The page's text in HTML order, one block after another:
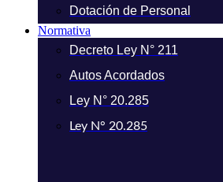
Dotación de Personal
Normativa
Decreto Ley N° 211
Autos Acordados
Ley N° 20.285
Ley N° 20.285